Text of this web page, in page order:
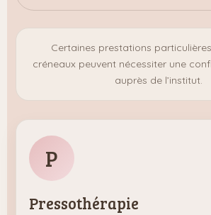
Certaines prestations
créneaux peuvent nécessiter une
auprès de l’institut.
P
Pressothérapie